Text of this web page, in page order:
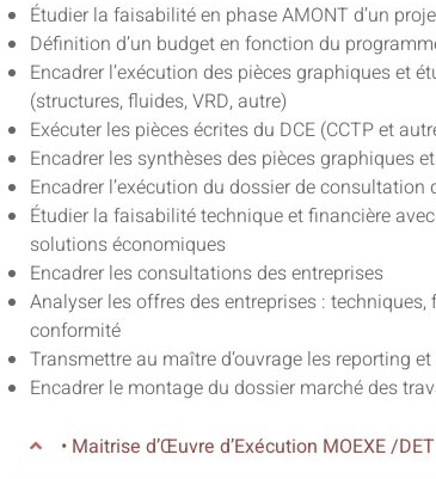
Étudier la faisabilité en phase AMONT d’un
Définition d’un budget en fonction du
Encadrer l’exécution des pièces graphiques et
(structures, fluides, VRD, autre)
Exécuter les pièces écrites du DCE (CCTP et
Encadrer les synthèses des pièces graphiques
Encadrer l’exécution du dossier de consultation
Étudier la faisabilité technique et financière
solutions économiques
Encadrer les consultations des entreprises
Analyser les offres des entreprises : techniques,
conformité
Transmettre au maître d’ouvrage les reporting
Encadrer le montage du dossier marché des
• Maitrise d’Œuvre d’Exécution MOEXE /